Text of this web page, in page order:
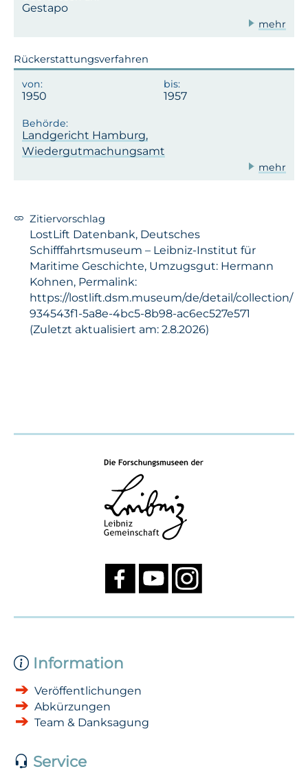
Gestapo
mehr
Rückerstattungsverfahren
1950 1957
Landgericht Hamburg,
Wiedergutmachungsamt
mehr
Zitiervorschlag
LostLift Datenbank, Deutsches
Schifffahrtsmuseum – Leibniz-Institut für
Maritime Geschichte, Umzugsgut: Hermann
Kohnen, Permalink:
https://lostlift.dsm.museum/de/detail/collection/
934543f1-5a8e-4bc5-8b98-ac6ec527e571
(Zuletzt aktualisiert am: 2.8.2026)
Information
Veröffentlichungen
Abkürzungen
Team & Danksagung
Service